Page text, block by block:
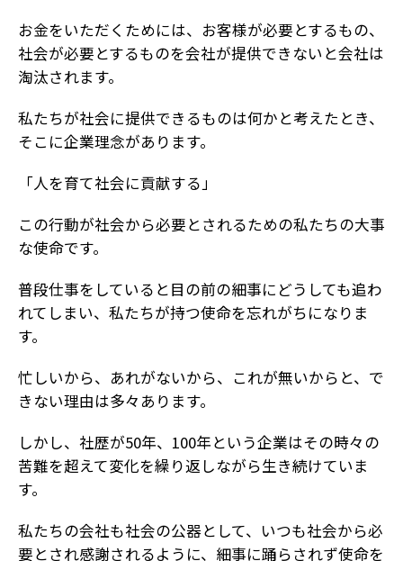
お金をいただくためには、お客様が必要とするもの、
社会が必要とするものを会社が提供できないと会社は
淘汰されます。
私たちが社会に提供できるものは何かと考えたとき、
そこに企業理念があります。
「人を育て社会に貢献する」
この行動が社会から必要とされるための私たちの大事
な使命です。
普段仕事をしていると目の前の細事にどうしても追わ
れてしまい、私たちが持つ使命を忘れがちになりま
す。
忙しいから、あれがないから、これが無いからと、で
きない理由は多々あります。
しかし、社歴が50年、100年という企業はその時々の
苦難を超えて変化を繰り返しながら生き続けていま
す。
私たちの会社も社会の公器として、いつも社会から必
要とされ感謝されるように、細事に踊らされず使命を